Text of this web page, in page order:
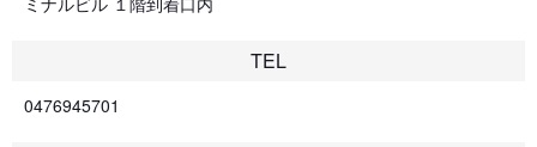
TEL
0476945701